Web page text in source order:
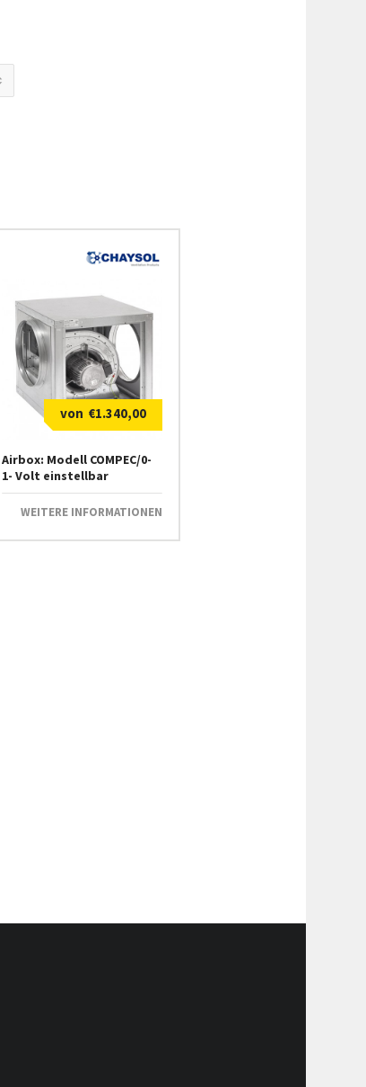
€1.340,00
Airbox: Modell COMPEC/0-
1- Volt einstellbar
WEITERE INFORMATIONEN